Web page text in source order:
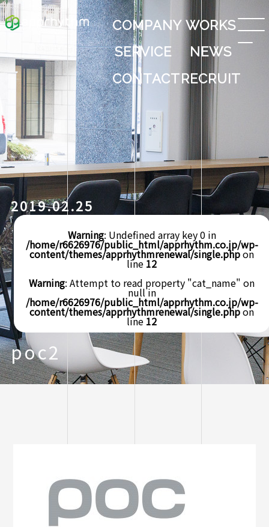
COMPANY WORKS
SERVICE
NEWS
CONTACTRECRUIT
2019.02.25
Warning: Undefined array key 0 in
/home/r6626976/public_html/apprhythm.co.jp/wp-
content/themes/apprhythmrenewal/single.phpon
line 12
Warning: Attempt to read property "cat_name" on
null in
/home/r6626976/public_html/apprhythm.co.jp/wp-
content/themes/apprhythmrenewal/single.phpon
line 12
poc2